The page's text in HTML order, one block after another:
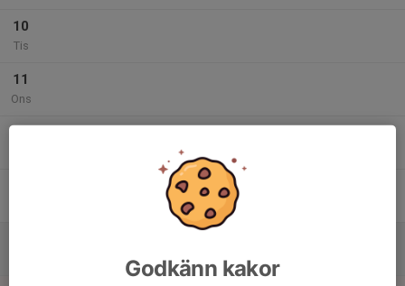
10
Tis
11
Ons
Godkänn kakor